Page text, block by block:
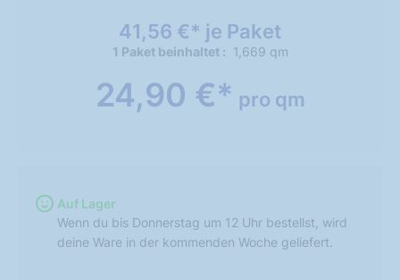
41,56 €* je Paket
1 Paket beinhaltet 1,669 qm
24,90 €* pro qm
Auf Lager
Wenn du bis Donnerstag um 12 Uhr bestellst, wird
deine Ware in der kommenden Woche geliefert.